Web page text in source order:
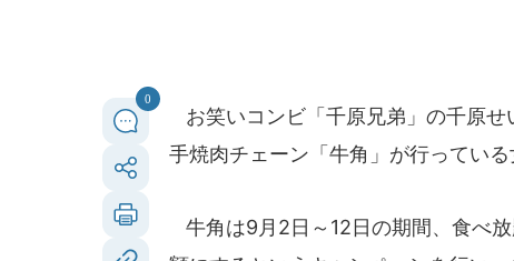
0
お笑いコンビ「千原兄弟」の千原
手焼肉チェーン「牛角」が行ってい
牛角は9月2日～12日の期間、食べ